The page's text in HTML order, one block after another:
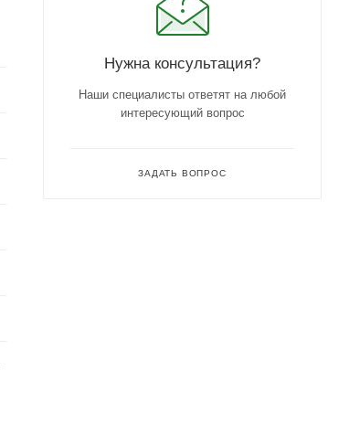
Нужна консультация?
Наши специалисты ответят на любой
интересующий вопрос
ЗАДАТЬ ВОПРОС